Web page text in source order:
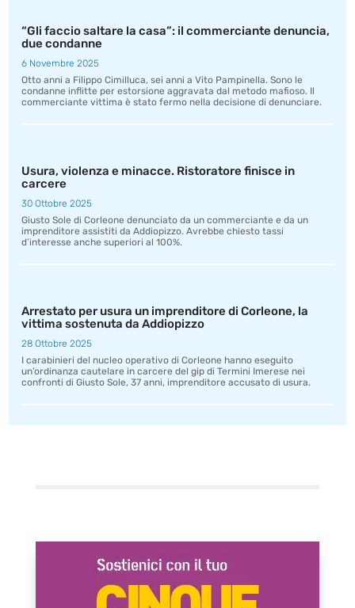
“Gli faccio saltare la casa”: il commerciante denuncia,
due condanne
6 Novembre 2025
Otto anni a Filippo Cimilluca, sei anni a Vito Pampinella. Sono le
condanne inflitte per estorsione aggravata dal metodo mafioso. Il
commerciante vittima è stato fermo nella decisione di denunciare.
Usura, violenza e minacce. Ristoratore finisce in
carcere
30 Ottobre 2025
Giusto Sole di Corleone denunciato da un commerciante e da un
imprenditore assistiti da Addiopizzo. Avrebbe chiesto tassi
d’interesse anche superiori al 100%.
Arrestato per usura un imprenditore di Corleone, la
vittima sostenuta da Addiopizzo
28 Ottobre 2025
I carabinieri del nucleo operativo di Corleone hanno eseguito
un’ordinanza cautelare in carcere del gip di Termini Imerese nei
confronti di Giusto Sole, 37 anni, imprenditore accusato di usura.